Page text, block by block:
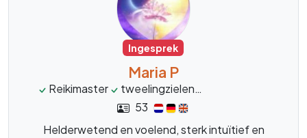
Ingesprek
Maria P
Reikimaster tweelingzielen
53
Helderwetend en voelend, sterk intuïtief en